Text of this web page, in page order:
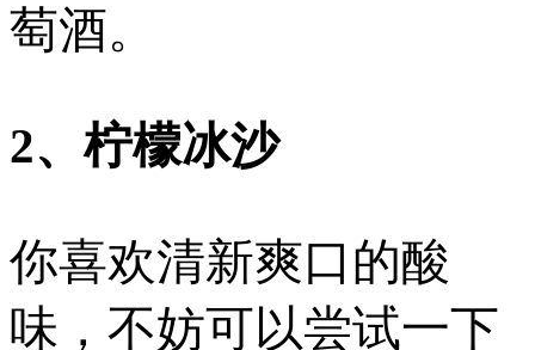
萄酒。
2、柠檬冰沙
你喜欢清新爽口的酸
味，不妨可以尝试一下